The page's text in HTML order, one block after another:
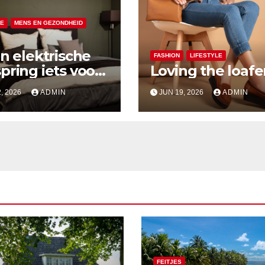
MENS EN GEZONDHEID
elektrische
iets voor
2026 ADMIN
FASHION LIFESTYLE
Loving the
JUN 19, 2026 ADMIN
FEITJES